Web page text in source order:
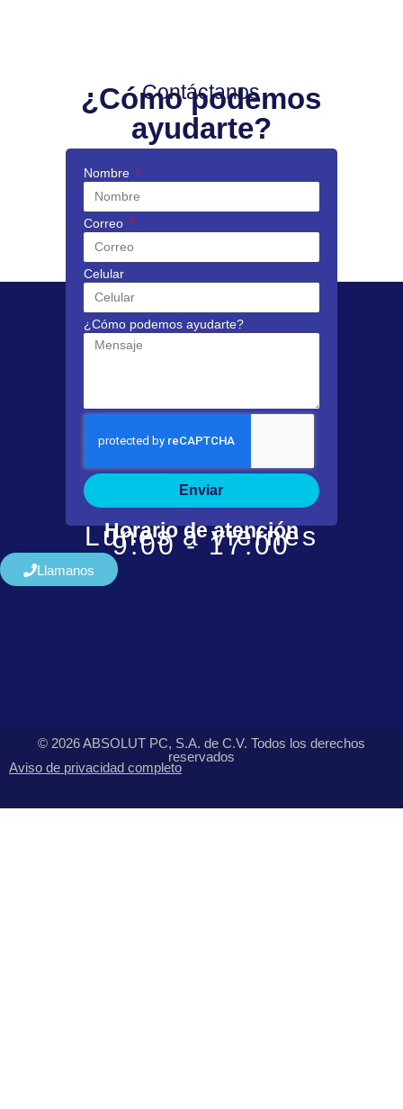
Contáctanos
¿Cómo podemos
ayudarte?
Nombre
Correo
Celular
¿Cómo podemos ayudarte?
Enviar
Horario de atención
Lunes a viernes
9:00 - 17:00
Llamanos
© 2026 ABSOLUT PC, S.A. de C.V. Todos los derechos
reservados
Aviso de privacidad completo